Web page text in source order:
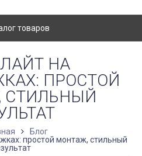
товаров
НА
ПРОСТОЙ
СТИЛЬНЫЙ
Блог
простой монтаж, стильный